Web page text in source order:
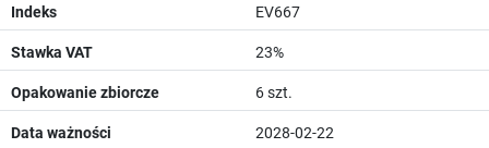
Indeks EV667
Stawka VAT 23%
Opakowanie zbiorcze 6 szt.
Data ważności 2028-02-22